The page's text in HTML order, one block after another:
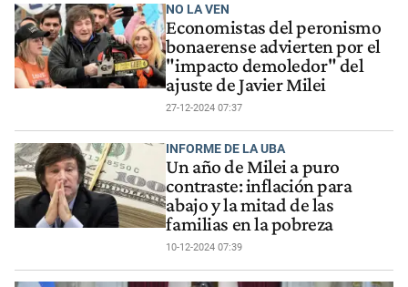
NO LA VEN
Economistas del peronismo
bonaerense advierten por el
"impacto demoledor" del
ajuste de Javier Milei
27-12-2024 07:37
INFORME DE LA UBA
Un año de Milei a puro
contraste: inflación para
abajo y la mitad de las
familias en la pobreza
10-12-2024 07:39